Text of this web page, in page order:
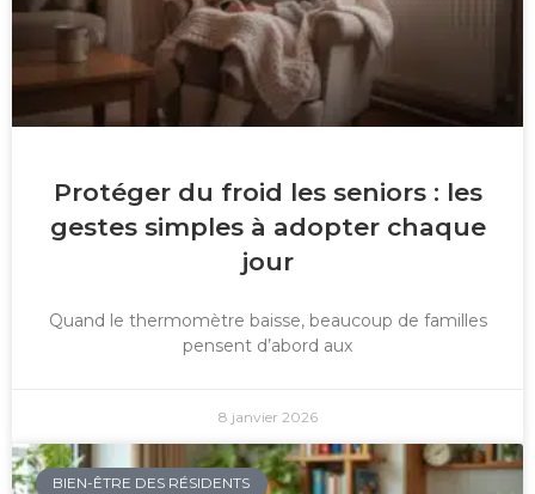
Protéger du froid les seniors : les
gestes simples à adopter chaque
jour
Quand le thermomètre baisse, beaucoup de familles
pensent d’abord aux
8 janvier 2026
BIEN-ÊTRE DES RÉSIDENTS